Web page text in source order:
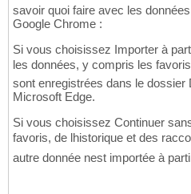
savoir quoi faire avec les
Google Chrome :
Si vous choisissez Importer à
les données, y compris les
sont enregistrées dans le dossier
Microsoft Edge.
Si vous choisissez Continuer
favoris, de lhistorique et des
autre donnée nest importée à